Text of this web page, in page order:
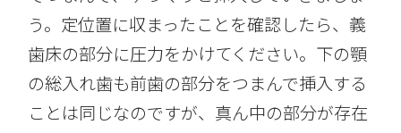
う。定位置に収まったことを確認したら、義
歯床の部分に圧力をかけてください。下の顎
の総入れ歯も前歯の部分をつまんで挿入する
ことは同じなのですが、真ん中の部分が存在